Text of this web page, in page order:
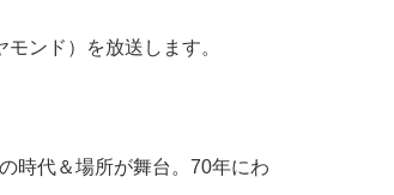
ンド）を放送します。
時代＆場所が舞台。70年にわ